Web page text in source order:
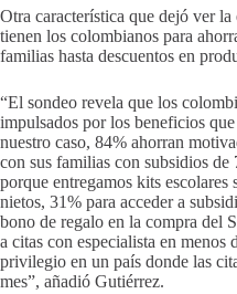
Otra característica que dejó ver
tienen los colombianos para
familias hasta descuentos en
“El sondeo revela que los
impulsados por los beneficios
nuestro caso, 84% ahorran
con sus familias con subsidios
porque entregamos kits
nietos, 31% para acceder a
bono de regalo en la compra del
a citas con especialista en menos
privilegio en un país donde las
mes”, añadió Gutiérrez.